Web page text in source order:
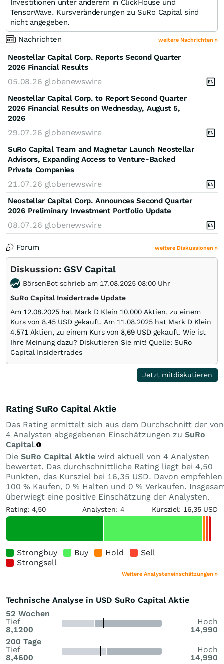
Investitionen unter anderem in ClickHouse und
TensorWave. Kursveränderungen zu SuRo Capital sind
nicht angegeben.
Nachrichten
weitere Nachrichten »
Neostellar Capital Corp. Reports Second Quarter
2026 Financial Results
05.08.26 globenewswire
Neostellar Capital Corp. to Report Second Quarter
2026 Financial Results on Wednesday, August 5,
2026
29.07.26 globenewswire
SuRo Capital Team and Magnetar Launch Neostellar
Advisors, Expanding Access to Venture-Backed
Private Companies
21.07.26 globenewswire
Neostellar Capital Corp. Announces Second Quarter
2026 Preliminary Investment Portfolio Update
08.07.26 globenewswire
Forum weitere Diskussionen »
Diskussion: GSV Capital
BörsenBot schrieb am 17.08.2025 08:00 Uhr
SuRo Capital Insidertrade Update
Am 12.08.2025 hat Mark D Klein 10.000 Aktien, zu einem
Kurs von 8,45 USD gekauft. Am 11.08.2025 hat Mark D Klein
4.571 Aktien, zu einem Kurs von 8,69 USD gekauft. Wie ist
Ihre Meinung dazu? Diskutieren Sie mit! Quelle: SuRo
Capital Insidertrades
Jetzt mitdiskutieren
Rating SuRo Capital Aktie
Das Rating ermittelt sich aus dem Durchschnitt der von
4 Analysten abgegebenen Einschätzungen zu SuRo
Capital.
Die SuRo Capital Aktie wird aktuell von 4 Analysten
bewertet. Das durchschnittliche Rating liegt bei 4,50
Punkten, das Kursziel bei 16,35 USD. Davon empfehlen
100 % Kaufen, 0 % Halten und 0 % Verkaufen.
überwiegt eine positive Einschätzung der Analysten.
Rating: 4,50 Analysten: 4 Kursziel: 16,35 USD
Strongbuy Buy Hold
Sell
Strongsell
Weitere Analysteneinschätzungen »
Technische Analyse in USD SuRo Capital Aktie
52 Wochen
Tief
8,1200
Hoch
14,990
200 Tage
Tief
8,4600
Hoch
14,990